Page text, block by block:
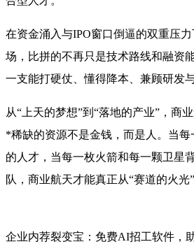
在资金涌入与IPO窗口倒逼的双重压
场，比拼的不再只是技术路线和融资
一支能打硬仗、懂得降本、兼顾研发
从“上天的梦想”到“落地的产业”，商
*稀缺的资源不是金钱，而是人。当
的人才，当每一枚火箭和每一颗卫星
队，商业航天才能真正从“赛道的火光
企业内荐裂变宝：免费AI招工软件，